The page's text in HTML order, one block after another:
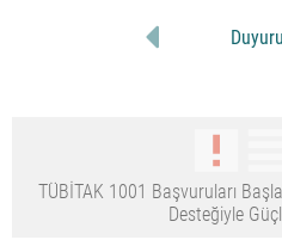
TÜBİTAK 1001 Başvuruları
Desteğiyle